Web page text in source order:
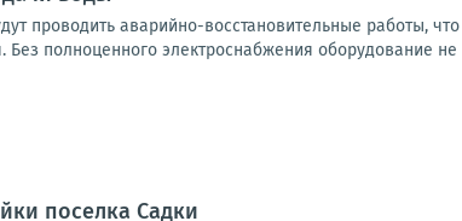
проводить аварийно-восстановительные работы,
полноценного электроснабжения оборудование не
поселка Садки